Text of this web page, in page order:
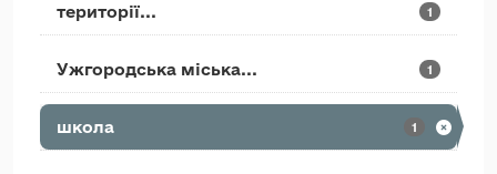
території... 1
Ужгородська міська... 1
школа 1